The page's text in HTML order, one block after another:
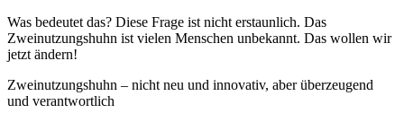
Was bedeutet das? Diese Frage ist nicht erstaunlich. Das
Zweinutzungshuhn ist vielen Menschen unbekannt. Das wollen wir
jetzt ändern!
Zweinutzungshuhn – nicht neu und innovativ, aber überzeugend
und verantwortlich